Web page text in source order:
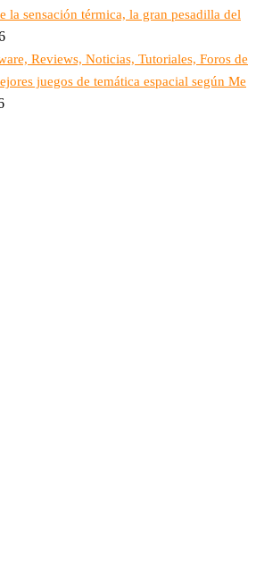
la sensación térmica, la gran pesadilla del
Reviews, Noticias, Tutoriales, Foros de
juegos de temática espacial según Me